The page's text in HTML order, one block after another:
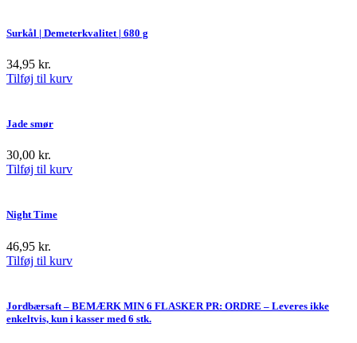
Surkål | Demeterkvalitet | 680 g
34,95 kr.
Tilføj til kurv
Jade smør
30,00 kr.
Tilføj til kurv
Night Time
46,95 kr.
Tilføj til kurv
Jordbærsaft – BEMÆRK MIN 6 FLASKER PR: ORDRE – Leveres ikke
enkeltvis, kun i kasser med 6 stk.